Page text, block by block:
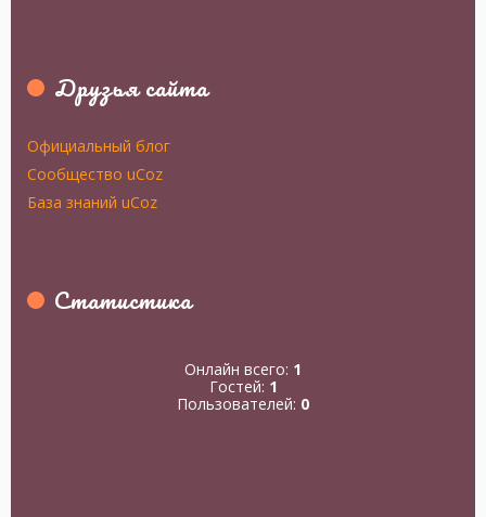
Друзья сайта
Официальный блог
Сообщество uCoz
База знаний uCoz
Статистика
Онлайн всего: 1
Гостей: 1
Пользователей: 0